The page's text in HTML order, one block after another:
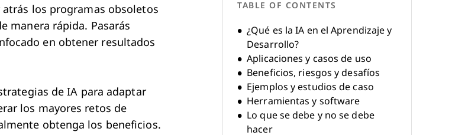
los programas obsoletos
manera rápida. Pasarás
en obtener resultados
de IA para adaptar
los mayores retos de
obtenga los beneficios.
TABLE OF CONTENTS
¿Qué es la IA en el Aprendizaje y
Desarrollo?
Aplicaciones y casos de uso
Beneficios, riesgos y desafíos
Ejemplos y estudios de caso
Herramientas y software
Lo que se debe y no se debe
hacer